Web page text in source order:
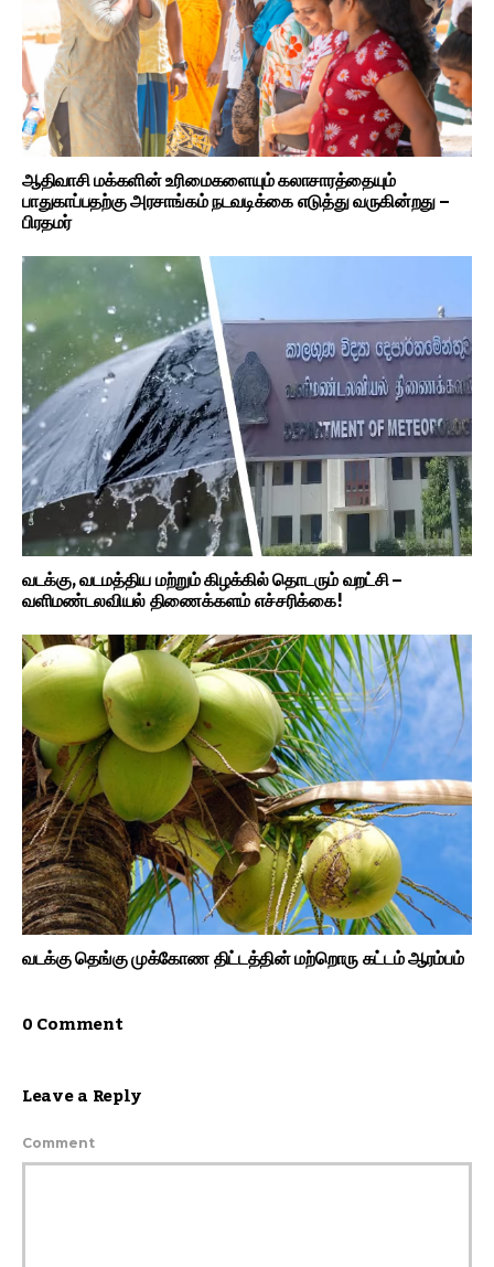
ஆதிவாசி மக்களின் உரிமைகளையும் கலாசாரத்தையும்
பாதுகாப்பதற்கு அரசாங்கம் நடவடிக்கை எடுத்து வருகின்றது –
பிரதமர்
வடக்கு, வடமத்திய மற்றும் கிழக்கில் தொடரும் வறட்சி –
வளிமண்டலவியல் திணைக்களம் எச்சரிக்கை!
வடக்கு தெங்கு முக்கோண திட்டத்தின் மற்றொரு கட்டம் ஆரம்பம்
0 Comment
Leave a Reply
Comment